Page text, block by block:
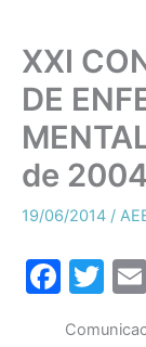
XXI
DE
de
19/06/2014 /
F
T